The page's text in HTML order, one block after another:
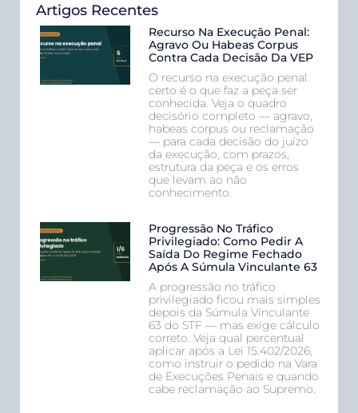
Artigos Recentes
Recurso Na Execução Penal:
Agravo Ou Habeas Corpus
Contra Cada Decisão Da VEP
O recurso na execução penal
certo é o que faz a peça ser
conhecida. Veja o quadro
decisório completo — agravo,
habeas corpus ou reclamação
— para cada decisão do juízo
da execução, com prazos,
estrutura da peça e os erros
que levam ao não
conhecimento.
Progressão No Tráfico
Privilegiado: Como Pedir A
Saída Do Regime Fechado
Após A Súmula Vinculante 63
A progressão no tráfico
privilegiado ficou mais simples
depois da Súmula Vinculante
63 do STF — mas exige cálculo
correto. Veja qual percentual
aplicar após a Lei 15.402/2026,
como instruir o pedido na Vara
de Execuções Penais e quando
cabe reclamação ao Supremo.